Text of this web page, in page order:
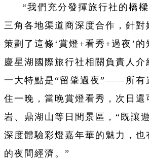
“我們充分發揮旅行社的橋
三角各地渠道商深度合作，針對
策劃了這條‘賞燈+看秀+過夜’
慶星湖國際旅行社相關負責人介
一大特點是“留肇過夜”——所有
住一晚，當晚賞燈看秀，次日還
岩、鼎湖山等日間景區，“既讓
深度體驗彩燈嘉年華的魅力，也
的夜間經濟。”